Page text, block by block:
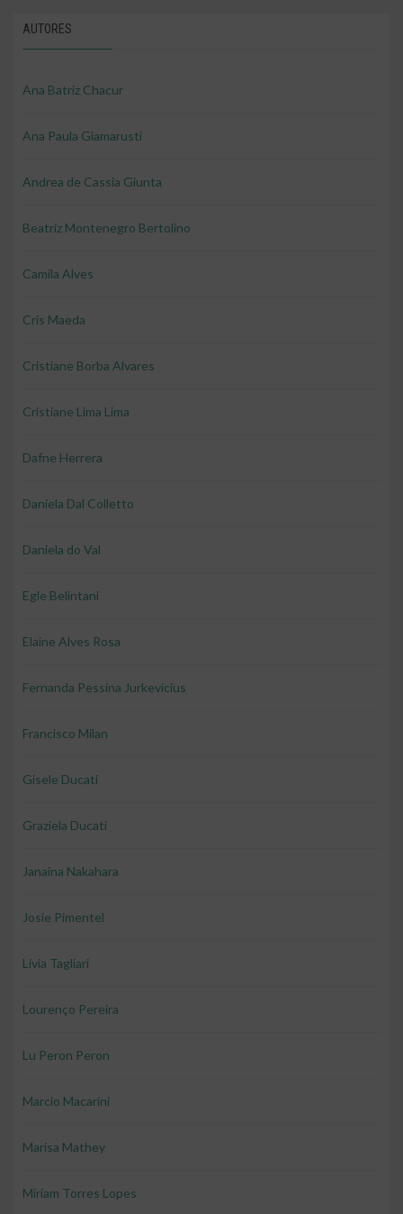
AUTORES
Ana Batriz Chacur
Ana Paula Giamarusti
Andrea de Cassia Giunta
Beatriz Montenegro Bertolino
Camila Alves
Cris Maeda
Cristiane Borba Alvares
Cristiane Lima Lima
Dafne Herrera
Daniela Dal Colletto
Daniela do Val
Egle Belintani
Elaine Alves Rosa
Fernanda Pessina Jurkevicius
Francisco Milan
Gisele Ducati
Graziela Ducati
Janaina Nakahara
Josie Pimentel
Livia Tagliari
Lourenço Pereira
Lu Peron Peron
Marcio Macarini
Marisa Mathey
Miriam Torres Lopes